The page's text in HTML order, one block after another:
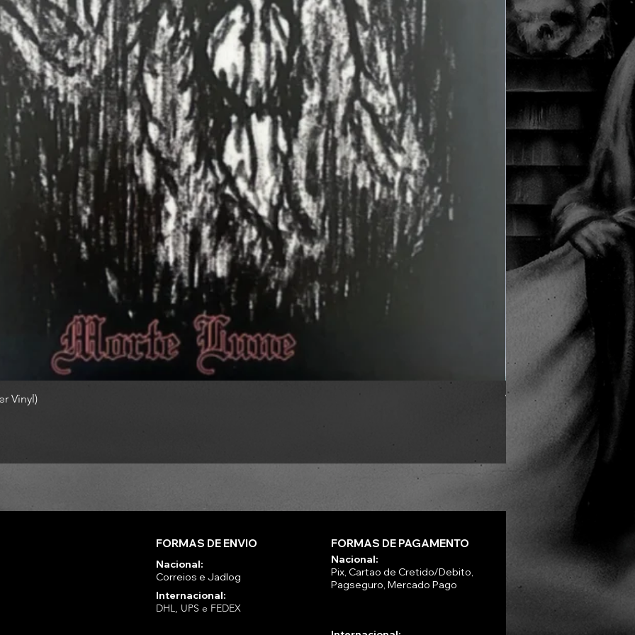
Vinyl)
VLAD TEPES - Into
FORMAS DE ENVIO
Nacional:
Correios e Jadlog
Internacional:
DHL, UPS e FEDEX
FORMAS DE PAGAMENTO
Nacional:
Pix, Cartao de Cretido/Debito,
Pagseguro, Mercado Pago